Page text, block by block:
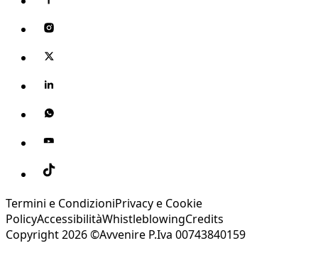
Termini e CondizioniPrivacy e Cookie
PolicyAccessibilitàWhistleblowingCredits
Copyright 2026 ©Avvenire P.Iva 00743840159